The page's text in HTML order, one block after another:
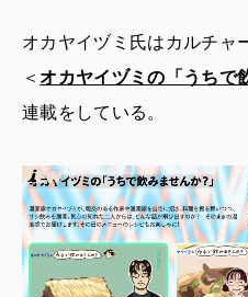
オカヤイヅミ氏はカルチャ
＜オカヤイヅミの「うちで
連載をしている。